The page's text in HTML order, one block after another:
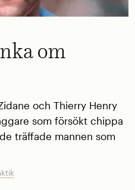
om
och Thierry Henry
som försökt chippa
träffade mannen som